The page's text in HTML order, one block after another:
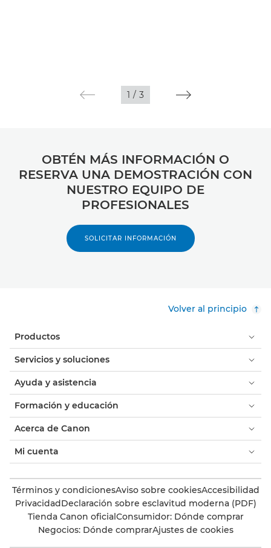
1 / 3
OBTÉN MÁS INFORMACIÓN O
RESERVA UNA DEMOSTRACIÓN CON
NUESTRO EQUIPO DE
PROFESIONALES
SOLICITAR INFORMACIÓN
Volver al principio
Productos
Servicios y soluciones
Ayuda y asistencia
Formación y educación
Acerca de Canon
Mi cuenta
Términos y condicionesAviso sobre cookiesAccesibilidad
PrivacidadDeclaración sobre esclavitud moderna (PDF)
Tienda Canon oficialConsumidor: Dónde comprar
Negocios: Dónde comprarAjustes de cookies